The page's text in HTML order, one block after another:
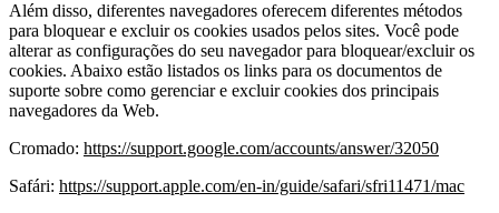
Além disso, diferentes navegadores oferecem diferentes métodos
para bloquear e excluir os cookies usados pelos sites. Você pode
alterar as configurações do seu navegador para bloquear/excluir os
cookies. Abaixo estão listados os links para os documentos de
suporte sobre como gerenciar e excluir cookies dos principais
navegadores da Web.
Cromado: https://support.google.com/accounts/answer/32050
Safári: https://support.apple.com/en-in/guide/safari/sfri11471/mac